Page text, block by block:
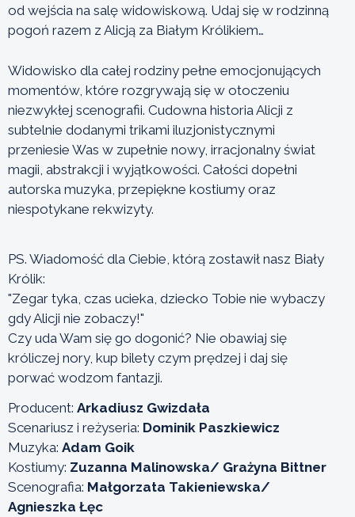
od wejścia na salę widowiskową. Udaj się w rodzinną
pogoń razem z Alicją za Białym Królikiem…
Widowisko dla całej rodziny pełne emocjonujących
momentów, które rozgrywają się w otoczeniu
niezwykłej scenografii. Cudowna historia Alicji z
subtelnie dodanymi trikami iluzjonistycznymi
przeniesie Was w zupełnie nowy, irracjonalny świat
magii, abstrakcji i wyjątkowości. Całości dopełni
autorska muzyka, przepiękne kostiumy oraz
niespotykane rekwizyty.
PS. Wiadomość dla Ciebie, którą zostawił nasz Biały
Królik:
"Zegar tyka, czas ucieka, dziecko Tobie nie wybaczy
gdy Alicji nie zobaczy!"
Czy uda Wam się go dogonić? Nie obawiaj się
króliczej nory, kup bilety czym prędzej i daj się
porwać wodzom fantazji.
Producent: Arkadiusz Gwizdała
Scenariusz i reżyseria: Dominik Paszkiewicz
Muzyka: Adam Goik
Kostiumy: Zuzanna Malinowska/ Grażyna Bittner
Scenografia: Małgorzata Takieniewska/
Agnieszka Łęc